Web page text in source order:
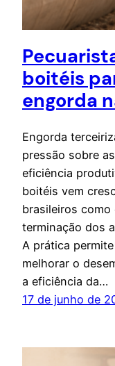
boitéis
engorda
Engorda
pressão sobre
eficiência
boitéis vem
brasileiros como
terminação dos
A prática
melhorar o
a eficiência da…
17 de junho de